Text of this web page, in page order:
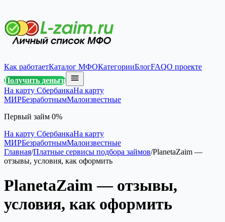
Как работаетКаталог МФОКатегорииБлогFAQО проекте
Получить деньги
На карту СбербанкаНа карту
МИРБезработнымМалоизвестные
Первый займ 0%
На карту СбербанкаНа карту
МИРБезработнымМалоизвестные
Главная/Платные сервисы подбора займов/PlanetaZaim —
отзывы, условия, как оформить
PlanetaZaim — отзывы,
условия, как оформить